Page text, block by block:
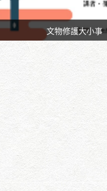
文物修護大小事
113.11.18
旺宏館麗文書局